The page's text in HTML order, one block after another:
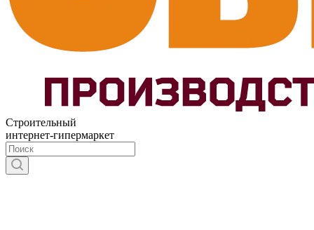
Строительный
интернет-гипермаркет